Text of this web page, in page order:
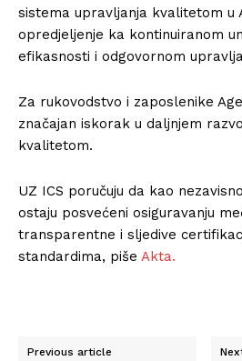
sistema upravljanja kvalitetom u
opredjeljenje ka kontinuiranom
efikasnosti i odgovornom
Za rukovodstvo i zaposlenike
značajan iskorak u daljnjem
kvalitetom.
UZ ICS poručuju da kao
ostaju posvećeni osiguravanju
transparentne i sljedive
standardima, piše Akta.
Previous article